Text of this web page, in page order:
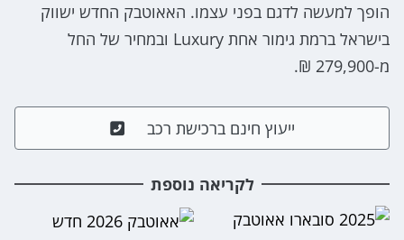
הופך למעשה לדגם בפני עצמו. האאוטבק החדש ישווק
בישראל ברמת גימור אחת Luxury ובמחיר של החל
מ-279,900 ₪.
ייעוץ חינם ברכישת רכב
לקריאה נוספת